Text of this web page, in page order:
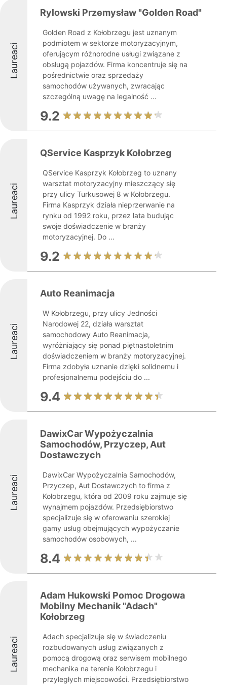
Laureaci
Rylowski Przemysław "Golden Road"
Golden Road z Kołobrzegu jest uznanym
podmiotem w sektorze motoryzacyjnym,
oferującym różnorodne usługi związane z
obsługą pojazdów. Firma koncentruje się na
pośrednictwie oraz sprzedaży
samochodów używanych, zwracając
szczególną uwagę na legalność ...
9.2
Laureaci
QService Kasprzyk Kołobrzeg
QService Kasprzyk Kołobrzeg to uznany
warsztat motoryzacyjny mieszczący się
przy ulicy Turkusowej 8 w Kołobrzegu.
Firma Kasprzyk działa nieprzerwanie na
rynku od 1992 roku, przez lata budując
swoje doświadczenie w branży
motoryzacyjnej. Do ...
9.2
Laureaci
Auto Reanimacja
W Kołobrzegu, przy ulicy Jedności
Narodowej 22, działa warsztat
samochodowy Auto Reanimacja,
wyróżniający się ponad piętnastoletnim
doświadczeniem w branży motoryzacyjnej.
Firma zdobyła uznanie dzięki solidnemu i
profesjonalnemu podejściu do ...
9.4
Laureaci
DawixCar Wypożyczalnia
Samochodów, Przyczep, Aut
Dostawczych
DawixCar Wypożyczalnia Samochodów,
Przyczep, Aut Dostawczych to firma z
Kołobrzegu, która od 2009 roku zajmuje się
wynajmem pojazdów. Przedsiębiorstwo
specjalizuje się w oferowaniu szerokiej
gamy usług obejmujących wypożyczanie
samochodów osobowych, ...
8.4
Laureaci
Adam Hukowski Pomoc Drogowa
Mobilny Mechanik "Adach"
Kołobrzeg
Adach specjalizuje się w świadczeniu
rozbudowanych usług związanych z
pomocą drogową oraz serwisem mobilnego
mechanika na terenie Kołobrzegu i
przyległych miejscowości. Przedsiębiorstwo